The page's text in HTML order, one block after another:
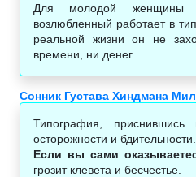
Для молодой
возлюбленный работает в
реальной жизни он не
времени, ни денег.
Сонник Густава Хиндмана
Типография,
осторожности и бдительности.
Если вы сами
грозит клевета и бесчестье.